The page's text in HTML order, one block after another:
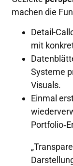
machen die
Detail-
mit
Systeme
Visuals.
Einmal